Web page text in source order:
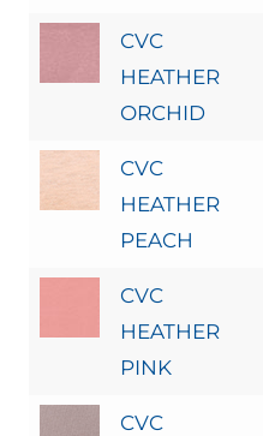
CVC
HEATHER
ORCHID
CVC
HEATHER
PEACH
CVC
HEATHER
PINK
CVC